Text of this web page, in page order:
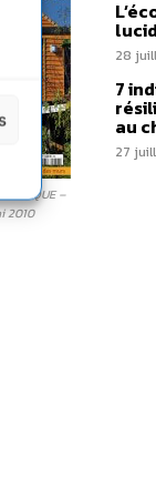
–
2010
28
7
au
27